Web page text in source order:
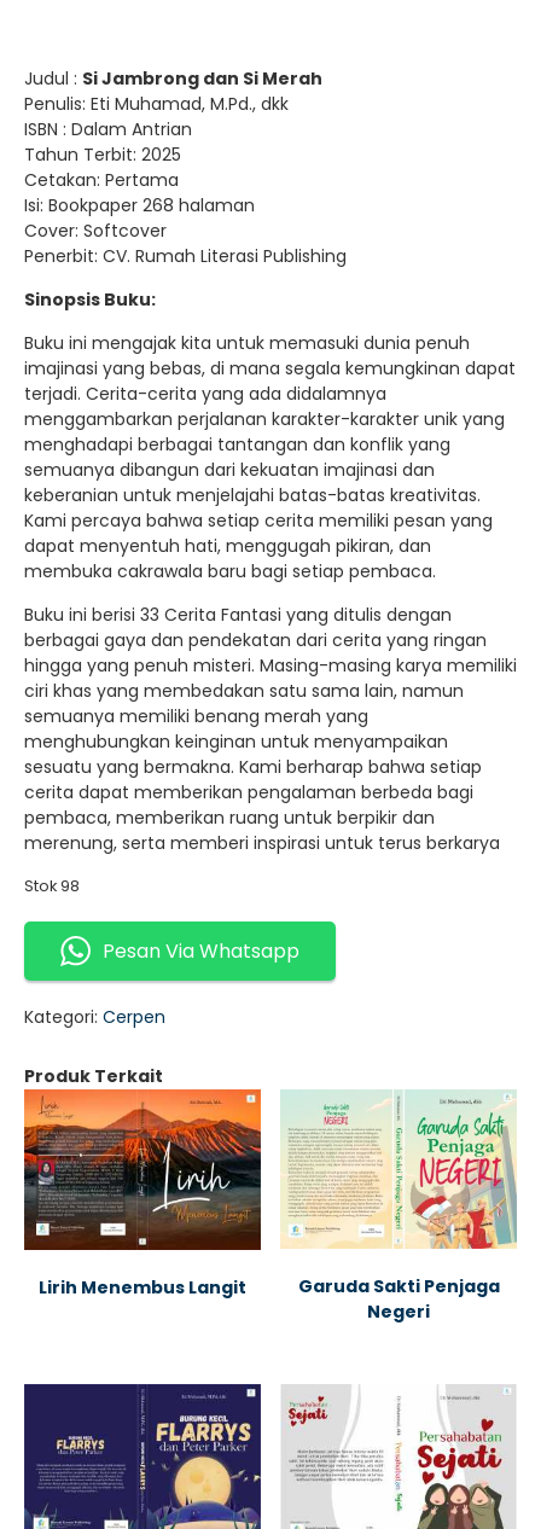
Judul : Si Jambrong dan Si Merah
Penulis: Eti Muhamad, M.Pd., dkk
ISBN : Dalam Antrian
Tahun Terbit: 2025
Cetakan: Pertama
Isi: Bookpaper 268 halaman
Cover: Softcover
Penerbit: CV. Rumah Literasi Publishing
Sinopsis Buku:
Buku ini mengajak kita untuk memasuki dunia penuh
imajinasi yang bebas, di mana segala kemungkinan dapat
terjadi. Cerita-cerita yang ada didalamnya
menggambarkan perjalanan karakter-karakter unik yang
menghadapi berbagai tantangan dan konflik yang
semuanya dibangun dari kekuatan imajinasi dan
keberanian untuk menjelajahi batas-batas kreativitas.
Kami percaya bahwa setiap cerita memiliki pesan yang
dapat menyentuh hati, menggugah pikiran, dan
membuka cakrawala baru bagi setiap pembaca.
Buku ini berisi 33 Cerita Fantasi yang ditulis dengan
berbagai gaya dan pendekatan dari cerita yang ringan
hingga yang penuh misteri. Masing-masing karya memiliki
ciri khas yang membedakan satu sama lain, namun
semuanya memiliki benang merah yang
menghubungkan keinginan untuk menyampaikan
sesuatu yang bermakna. Kami berharap bahwa setiap
cerita dapat memberikan pengalaman berbeda bagi
pembaca, memberikan ruang untuk berpikir dan
merenung, serta memberi inspirasi untuk terus berkarya
Stok 98
Pesan Via Whatsapp
Kategori: Cerpen
Produk Terkait
Lirih Menembus Langit
Garuda Sakti Penjaga
Negeri